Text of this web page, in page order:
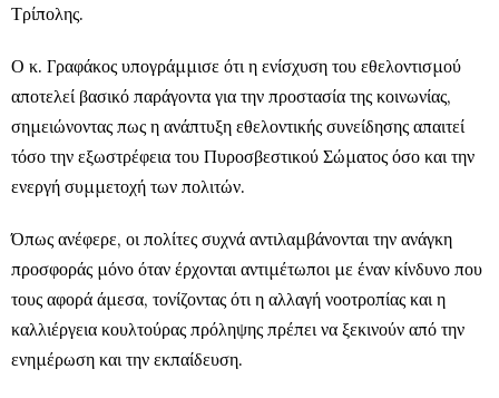
Τρίπολης.
Ο κ. Γραφάκος υπογράμμισε ότι η ενίσχυση του εθελοντισμού
αποτελεί βασικό παράγοντα για την προστασία της κοινωνίας,
σημειώνοντας πως η ανάπτυξη εθελοντικής συνείδησης απαιτεί
τόσο την εξωστρέφεια του Πυροσβεστικού Σώματος όσο και την
ενεργή συμμετοχή των πολιτών.
Όπως ανέφερε, οι πολίτες συχνά αντιλαμβάνονται την ανάγκη
προσφοράς μόνο όταν έρχονται αντιμέτωποι με έναν κίνδυνο που
τους αφορά άμεσα, τονίζοντας ότι η αλλαγή νοοτροπίας και η
καλλιέργεια κουλτούρας πρόληψης πρέπει να ξεκινούν από την
ενημέρωση και την εκπαίδευση.